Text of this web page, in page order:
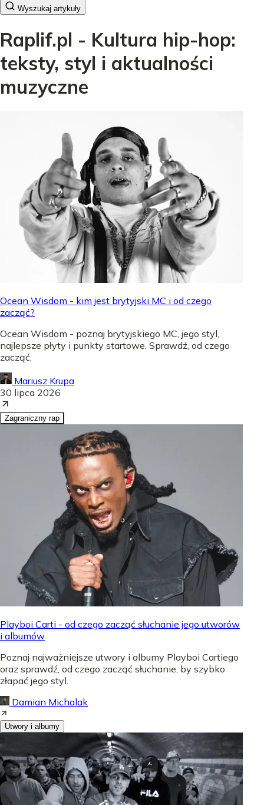
Wyszukaj artykuły
Raplif.pl - Kultura hip-hop:
teksty, styl i aktualności
muzyczne
Ocean Wisdom - kim jest brytyjski MC i od czego
zacząć?
Ocean Wisdom - poznaj brytyjskiego MC, jego styl,
najlepsze płyty i punkty startowe. Sprawdź, od czego
zacząć.
Mariusz Krupa
30 lipca 2026
Zagraniczny rap
Playboi Carti - od czego zacząć słuchanie jego utworów
i albumów
Poznaj najważniejsze utwory i albumy Playboi Cartiego
oraz sprawdź, od czego zacząć słuchanie, by szybko
złapać jego styl.
Damian Michalak
Utwory i albumy